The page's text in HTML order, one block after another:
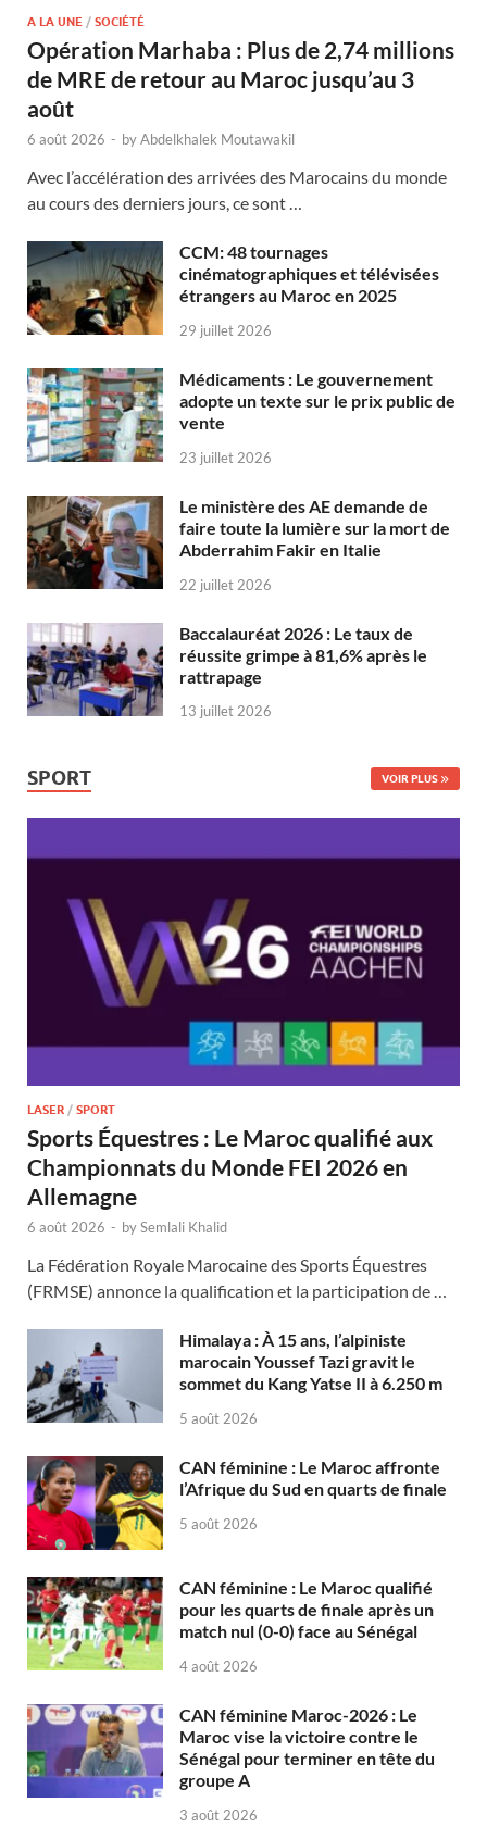
A LA UNE / SOCIÉTÉ
Opération Marhaba : Plus de 2,74 millions
de MRE de retour au Maroc jusqu’au 3
août
6 août 2026 - byAbdelkhalek Moutawakil
Avec l’accélération des arrivées des Marocains du monde
au cours des derniers jours, ce sont …
CCM: 48 tournages
cinématographiques et télévisées
étrangers au Maroc en 2025
29 juillet 2026
Médicaments : Le gouvernement
adopte un texte sur le prix public de
vente
23 juillet 2026
Le ministère des AE demande de
faire toute la lumière sur la mort de
Abderrahim Fakir en Italie
22 juillet 2026
Baccalauréat 2026 : Le taux de
réussite grimpe à 81,6% après le
rattrapage
13 juillet 2026
SPORT VOIR PLUS
LASER / SPORT
Sports Équestres : Le Maroc qualifié aux
Championnats du Monde FEI 2026 en
Allemagne
6 août 2026 - bySemlali Khalid
La Fédération Royale Marocaine des Sports Équestres
(FRMSE) annonce la qualification et la participation de …
Himalaya : À 15 ans, l’alpiniste
marocain Youssef Tazi gravit le
sommet du Kang Yatse II à 6.250 m
5 août 2026
CAN féminine : Le Maroc affronte
l’Afrique du Sud en quarts de finale
5 août 2026
CAN féminine : Le Maroc qualifié
pour les quarts de finale après un
match nul (0-0) face au Sénégal
4 août 2026
CAN féminine Maroc-2026 : Le
Maroc vise la victoire contre le
Sénégal pour terminer en tête du
groupe A
3 août 2026